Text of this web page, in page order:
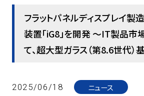
フラットパネルディスプレイ製
装置「iG8」を開発 ～IT製品市
て、超大型ガラス（第8.6世代）
2025/06/18 ニュース